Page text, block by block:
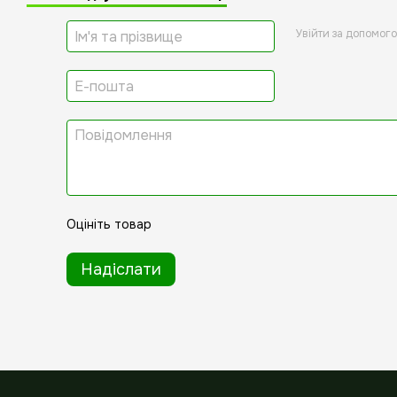
Увійти за
Оцініть товар
Надіслати